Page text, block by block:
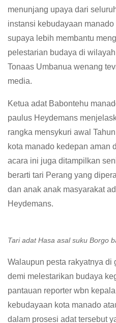
menunjang upaya dari
instansi kebudayaan
supaya lebih membantu
pelestarian budaya di
Tonaas Umbanua wenang
media.
Ketua adat Babontehu
paulus Heydemans
rangka mensykuri awal
kota manado kedepan aman
acara ini juga ditampilkan
berarti tari Perang yang
dan anak anak masyarakat
Heydemans.
Tari adat Hasa asal suku Borgo
Walaupun pesta rakyatnya di
demi melestarikan budaya
pantauan reporter wbn
kebudayaan kota manado
dalam prosesi adat tersebut